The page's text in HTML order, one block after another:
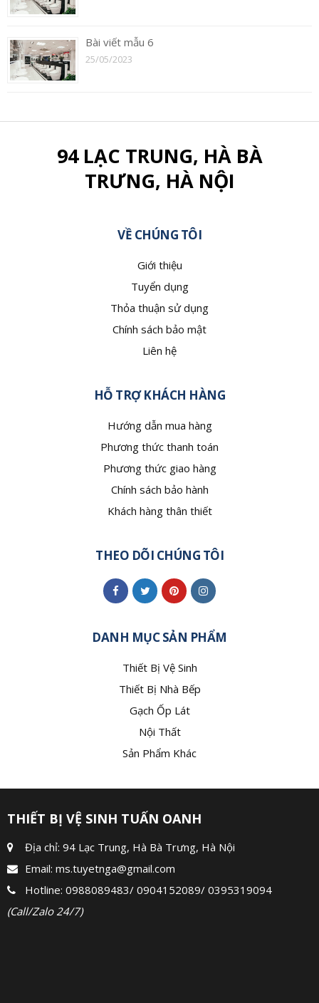
Bài viết mẫu 6
25/05/2023
94 LẠC TRUNG, HÀ BÀ
TRƯNG, HÀ NỘI
VỀ CHÚNG TÔI
Giới thiệu
Tuyển dụng
Thỏa thuận sử dụng
Chính sách bảo mật
Liên hệ
HỖ TRỢ KHÁCH HÀNG
Hướng dẫn mua hàng
Phương thức thanh toán
Phương thức giao hàng
Chính sách bảo hành
Khách hàng thân thiết
THEO DÕI CHÚNG TÔI
DANH MỤC SẢN PHẨM
Thiết Bị Vệ Sinh
Thiết Bị Nhà Bếp
Gạch Ốp Lát
Nội Thất
Sản Phẩm Khác
THIẾT BỊ VỆ SINH TUẤN OANH
Địa chỉ: 94 Lạc Trung, Hà Bà Trưng, Hà Nội
Email: ms.tuyetnga@gmail.com
Hotline: 0988089483/ 0904152089/ 0395319094
(Call/Zalo 24/7)